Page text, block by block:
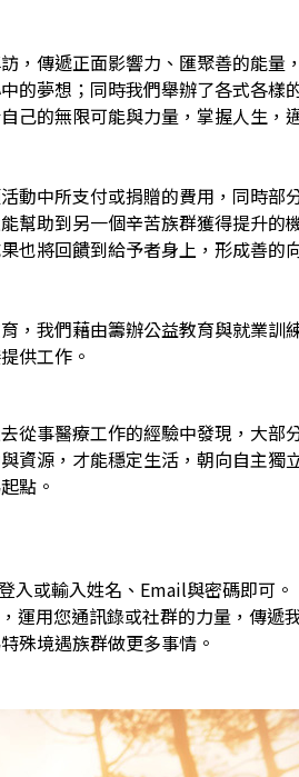
，傳遞正面影響力、匯聚善的能量
的夢想；同時我們舉辦了各式各樣
己的無限可能與力量，掌握人生，
動中所支付或捐贈的費用，同時部
幫助到另一個辛苦族群獲得提升的
也將回饋到給予者身上，形成善的
，我們藉由籌辦公益教育與就業訓
供工作。
從事醫療工作的經驗中發現，大部
資源，才能穩定生活，朝向自主獨
點。
入或輸入姓名、Email與密碼即可。
運用您通訊錄或社群的力量，傳遞
殊境遇族群做更多事情。